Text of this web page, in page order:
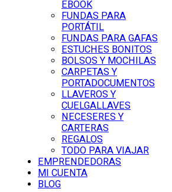
EBOOK
FUNDAS PARA
PORTÁTIL
FUNDAS PARA GAFAS
ESTUCHES BONITOS
BOLSOS Y MOCHILAS
CARPETAS Y
PORTADOCUMENTOS
LLAVEROS Y
CUELGALLAVES
NECESERES Y
CARTERAS
REGALOS
TODO PARA VIAJAR
EMPRENDEDORAS
MI CUENTA
BLOG